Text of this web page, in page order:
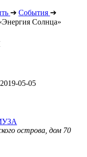
➔ События ➔
Солнца»
2019-05-05
острова, дом 70